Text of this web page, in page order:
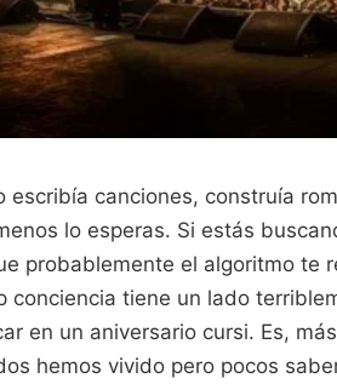
escribía canciones, construía
lo esperas. Si estás
probablemente el algoritmo te
conciencia tiene un lado
en un aniversario cursi. Es,
hemos vivido pero pocos